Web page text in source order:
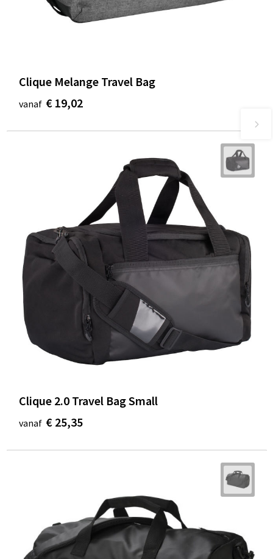
Clique Melange Travel Bag
vanaf € 19,02
Clique 2.0 Travel Bag Small
vanaf € 25,35